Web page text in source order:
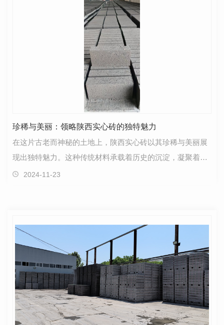
珍稀与美丽：领略陕西实心砖的独特魅力
在这片古老而神秘的土地上，陕西实心砖以其珍稀与美丽展
现出独特魅力。这种传统材料承载着历史的沉淀，凝聚着文
化的底蕴，散发着一种无法言说的韵味。陕西实心砖，…
2024-11-23